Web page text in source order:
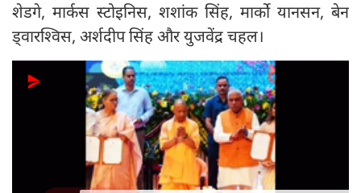
शेडगे, मार्कस स्टोइनिस, शशांक सिंह, मार्को यानसन, बेन
ड्वारश्विस, अर्शदीप सिंह और युजवेंद्र चहल।